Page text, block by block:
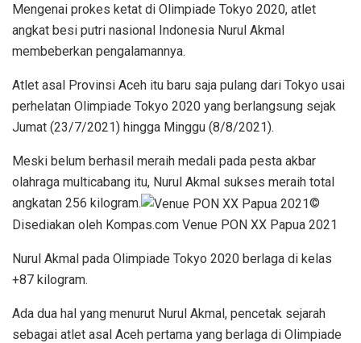
Mengenai prokes ketat di Olimpiade Tokyo 2020, atlet
angkat besi putri nasional Indonesia Nurul Akmal
membeberkan pengalamannya.
Atlet asal Provinsi Aceh itu baru saja pulang dari Tokyo usai
perhelatan Olimpiade Tokyo 2020 yang berlangsung sejak
Jumat (23/7/2021) hingga Minggu (8/8/2021).
Meski belum berhasil meraih medali pada pesta akbar
olahraga multicabang itu, Nurul Akmal sukses meraih total
angkatan 256 kilogram.
©
Disediakan oleh Kompas.com Venue PON XX Papua 2021
Nurul Akmal pada Olimpiade Tokyo 2020 berlaga di kelas
+87 kilogram.
Ada dua hal yang menurut Nurul Akmal, pencetak sejarah
sebagai atlet asal Aceh pertama yang berlaga di Olimpiade